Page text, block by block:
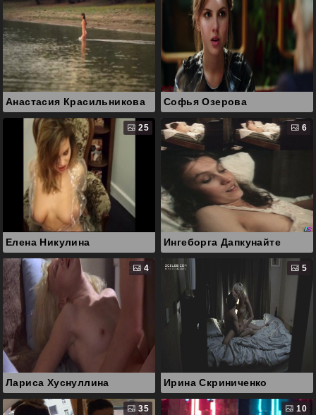
Анастасия Красильникова Софья Озерова
25
Елена Никулина
6
Ингеборга Дапкунайте
4
Лариса Хуснуллина
5
Ирина Скриниченко
35 10